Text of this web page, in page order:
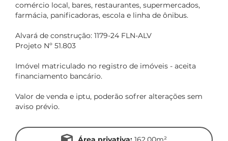
comércio local, bares, restaurantes, supermercados,
farmácia, panificadoras, escola e linha de ônibus.
Alvará de construção: 1179-24 FLN-ALV
Projeto Nº 51.803
Imóvel matriculado no registro de imóveis - aceita
financiamento bancário.
Valor de venda e iptu, poderão sofrer alterações sem
aviso prévio.